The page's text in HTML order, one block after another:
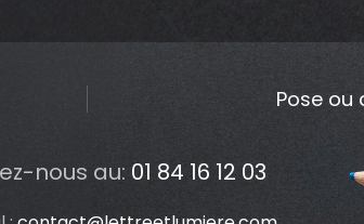
Pose ou
nous au: 01 84 16 12 03